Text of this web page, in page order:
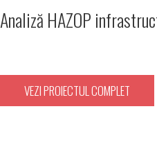
Analiză HAZOP
VEZI PROIECTUL COMPLET